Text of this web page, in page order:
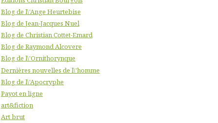
Blog de l\'Ange Heurtebise
Blog de Jean-Jacques Nuel
Blog de Christian Cottet-Emard
Blog de Raymond Alcovere
Blog de l\'Ornithorynque
Dernières nouvelles de l\'homme
Blog de l\'Apocryphe
Payot en ligne
art&fiction
Art brut